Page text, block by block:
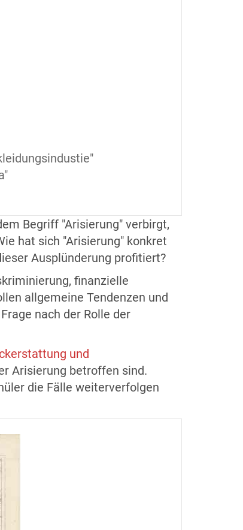
Begriff "Arisierung" verbirgt,
hat sich "Arisierung" konkret
Ausplünderung profitiert?
finanzielle
allgemeine Tendenzen und
nach der Rolle der
und
Arisierung betroffen sind.
die Fälle weiterverfolgen